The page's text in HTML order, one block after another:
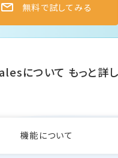
無料で試してみる
について もっと詳
機能について